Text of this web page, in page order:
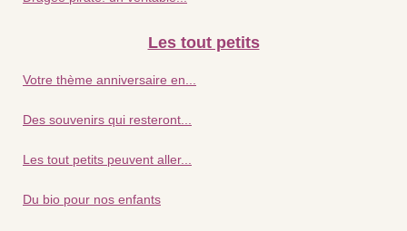
Les tout petits
Votre thème anniversaire en...
Des souvenirs qui resteront...
Les tout petits peuvent aller...
Du bio pour nos enfants